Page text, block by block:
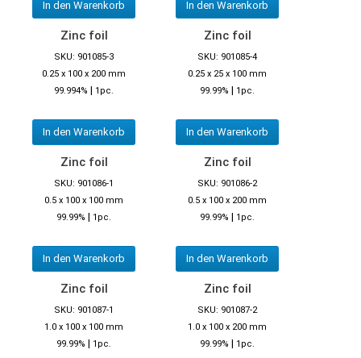
In den Warenkorb In den Warenkorb
Zinc foil
SKU: 901085-3
0.25 x 100 x 200 mm
99.994% | 1pc.
In den Warenkorb
Zinc foil
SKU: 901085-4
0.25 x 25 x 100 mm
99.99% | 1pc.
In den Warenkorb
Zinc foil
SKU: 901086-1
0.5 x 100 x 100 mm
99.99% | 1pc.
In den Warenkorb
Zinc foil
SKU: 901086-2
0.5 x 100 x 200 mm
99.99% | 1pc.
In den Warenkorb
Zinc foil
SKU: 901087-1
1.0 x 100 x 100 mm
99.99% | 1pc.
Zinc foil
SKU: 901087-2
1.0 x 100 x 200 mm
99.99% | 1pc.